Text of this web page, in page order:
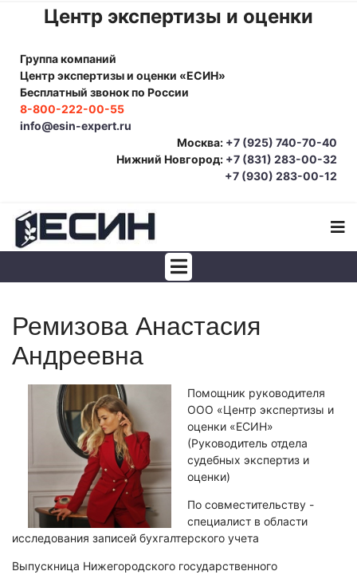
Центр экспертизы и оценки
Группа компаний
Центр экспертизы и оценки «ЕСИН»
Бесплатный звонок по России
8-800-222-00-55
info@esin-expert.ru
Москва: +7 (925) 740-70-40
Нижний Новгород: +7 (831) 283-00-32
+7 (930) 283-00-12
Почерковедческая экспертиза
Товароведческая экспертиза
Экономическая экспертиза
Автотехническая экспертиза
Экспертиза электробытовой техники
Экспертиза по технике безопасности
Техническая экспертиза документов
Электротехническая экспертиза
Фоноскопическая экспертиза
Экспертиза видео- и звукозаписей
Ремизова Анастасия
Андреевна
Помощник руководителя
ООО «Центр экспертизы и
оценки «ЕСИН»
(Руководитель отдела
судебных экспертиз и
оценки)
По совместительству -
специалист в области
исследования записей бухгалтерского учета
Выпускница Нижегородского государственного